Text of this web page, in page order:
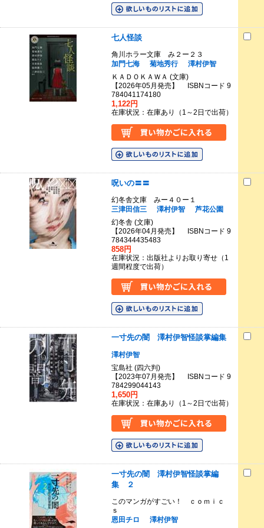
七人怪談
角川ホラー文庫 み２ー２３
加門七海
菊地秀行
澤村伊智
ＫＡＤＯＫＡＷＡ (文庫)
【2026年05月発売】 ISBNコード 9
784041174180
1,122円
在庫状況：在庫あり（1～2日で出荷）
呪いの〓〓
幻冬舎文庫 みー４０ー１
三津田信三
澤村伊智
芦花公園
幻冬舎 (文庫)
【2026年04月発売】 ISBNコード 9
784344435483
858円
在庫状況：出版社よりお取り寄せ（1
週間程度で出荷）
一寸先の闇 澤村伊智怪談掌編集
澤村伊智
宝島社 (四六判)
【2023年07月発売】 ISBNコード 9
784299044143
1,650円
在庫状況：在庫あり（1～2日で出荷）
一寸先の闇 澤村伊智怪談掌編
集 ２
このマンガがすごい！ ｃｏｍｉｃ
ｓ
恩田チロ
澤村伊智